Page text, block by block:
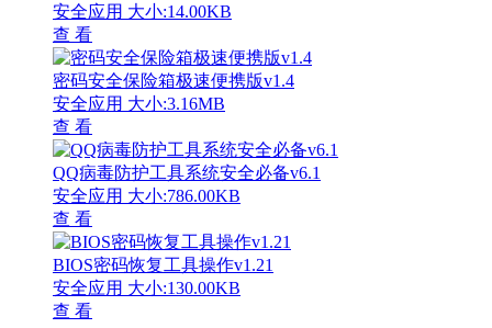
安全应用 大小:14.00KB
查 看
密码安全保险箱极速便携版v1.4
安全应用 大小:3.16MB
查 看
QQ病毒防护工具系统安全必备v6.1
安全应用 大小:786.00KB
查 看
BIOS密码恢复工具操作v1.21
安全应用 大小:130.00KB
查 看